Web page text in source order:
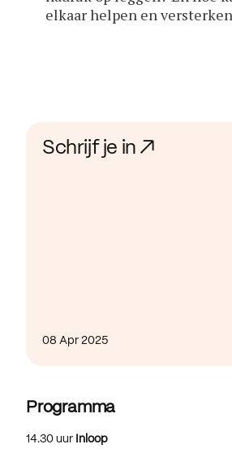
elkaar helpen en
Schrijf je in ↗
08 Apr 2025
Programma
14.30 uur Inloop